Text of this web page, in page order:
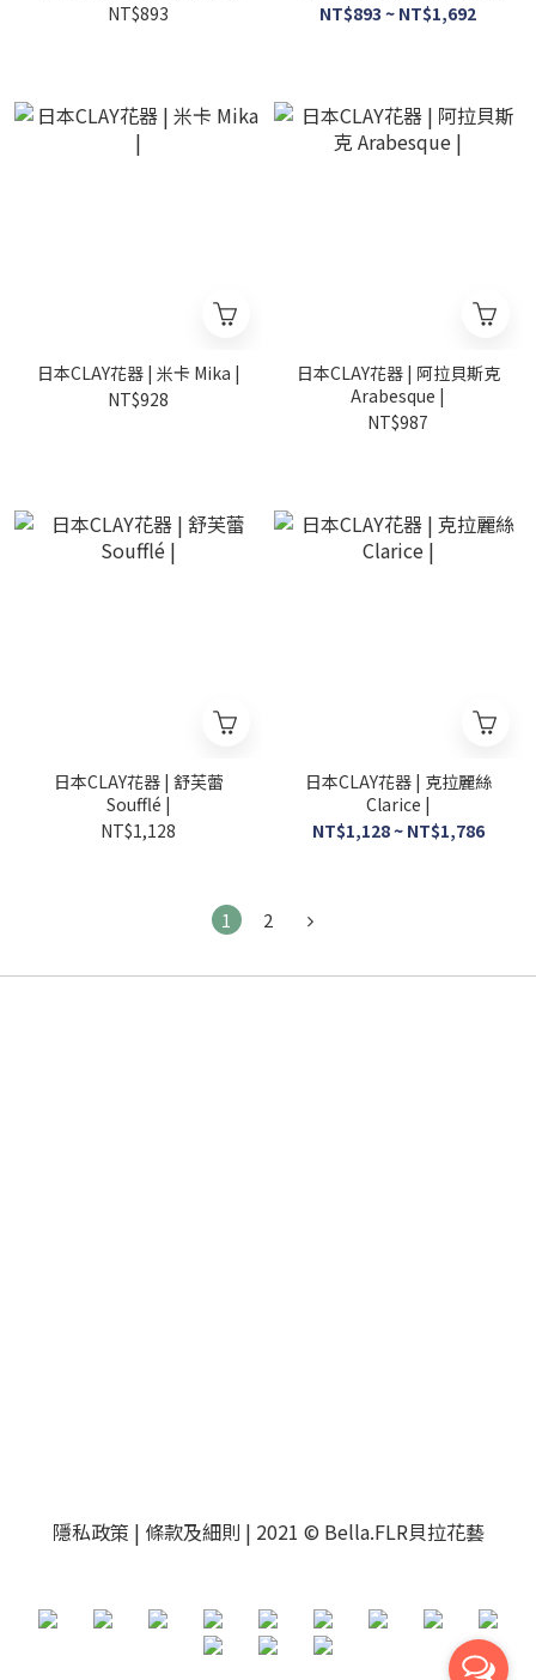
NT$893
NT$893 ~ NT$1,692
日本CLAY花器 | 米卡 Mika |
NT$928
日本CLAY花器 | 阿拉貝斯克
Arabesque |
NT$987
日本CLAY花器 | 舒芙蕾
Soufflé |
NT$1,128
日本CLAY花器 | 克拉麗絲
Clarice |
NT$1,128 ~ NT$1,786
1 2
隱私政策 | 條款及細則 | 2021 © Bella.FLR貝拉花藝